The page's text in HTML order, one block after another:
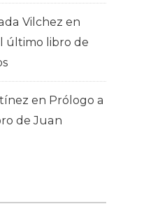
Vilchez en
último libro de
en Prólogo a
de Juan